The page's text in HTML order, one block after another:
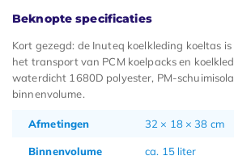
Beknopte specificaties
Kort gezegd: de Inuteq koelkleding koeltas
het transport van PCM koelpacks en
waterdicht 1680D polyester, PM-
binnenvolume.
Afmetingen 32 × 18 × 38 cm
Binnenvolume ca. 15 liter